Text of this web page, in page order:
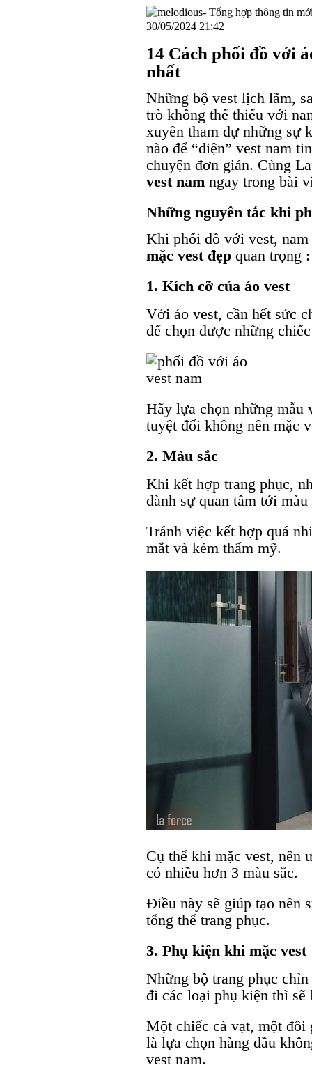
30/05/2024 21:42
14 Cách phối đồ với
nhất
Những bộ vest lịch lãm,
trò không thể thiếu với
xuyên tham dự những sự
nào để “diện” vest nam
chuyện đơn giản. Cùng
vest nam ngay trong bài
Những nguyên tắc khi
Khi phối đồ với vest,
mặc vest đẹp quan trọng :
1. Kích cỡ của áo vest
Với áo vest, cần hết sức
để chọn được những
Hãy lựa chọn những mẫu
tuyệt đối không nên mặc
2. Màu sắc
Khi kết hợp trang phục,
dành sự quan tâm tới
Tránh việc kết hợp quá
mắt và kém thẩm mỹ.
Cụ thể khi mặc vest, nên
có nhiều hơn 3 màu sắc.
Điều này sẽ giúp tạo nên
tổng thể trang phục.
3. Phụ kiện khi mặc vest
Những bộ trang phục
đi các loại phụ kiện thì
Một chiếc cà vạt, một
là lựa chọn hàng đầu
vest nam.